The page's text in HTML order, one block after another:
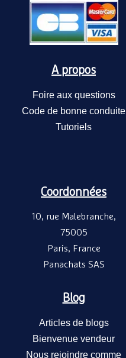
A propos
Foire aux questions
Code de bonne conduite
Tutoriels
Coordonnées
10, rue Malebranche,
75005
Paris, France
Panachats SAS
Blog
Articles de blogs
Bienvenue vendeur
Nous rejoindre comme